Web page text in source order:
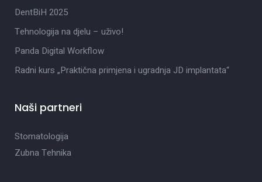
DentBiH 2025
Tehnologija na djelu – uživo!
Panda Digital Workflow
Radni kurs „Praktična primjena i ugradnja JD implantata“
Naši partneri
Stomatologija
Zubna Tehnika